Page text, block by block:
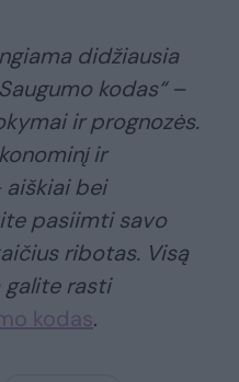
didžiausia
kodas“ –
ir prognozės.
ir
aiškiai bei
pasiimti savo
ribotas. Visą
rasti
kodas.